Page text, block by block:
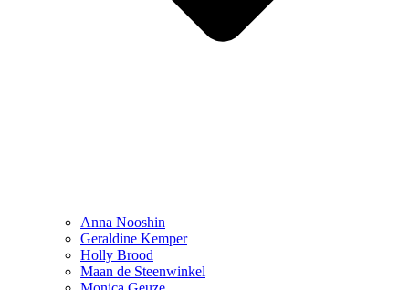
Anna Nooshin
Geraldine Kemper
Holly Brood
Maan de Steenwinkel